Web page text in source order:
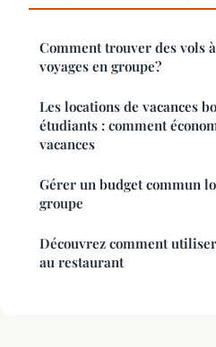
Comment trouver des vols
voyages en groupe?
Les locations de vacances
étudiants : comment
vacances
Gérer un budget commun
groupe
Découvrez comment
au restaurant